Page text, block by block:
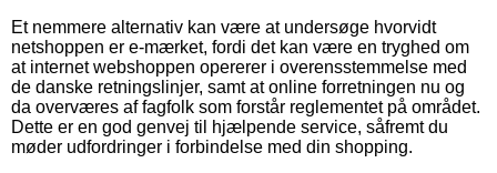
Et nemmere alternativ kan være at undersøge hvorvidt
netshoppen er e-mærket, fordi det kan være en tryghed om
at internet webshoppen opererer i overensstemmelse med
de danske retningslinjer, samt at online forretningen nu og
da overværes af fagfolk som forstår reglementet på området.
Dette er en god genvej til hjælpende service, såfremt du
møder udfordringer i forbindelse med din shopping.